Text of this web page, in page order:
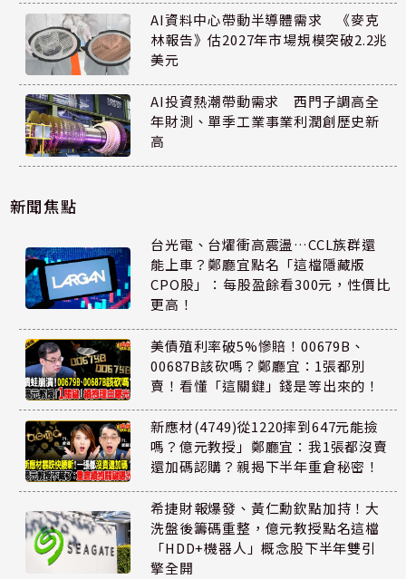
AI資料中心帶動半導體需求 《麥克
林報告》估2027年市場規模突破2.2兆
美元
AI投資熱潮帶動需求 西門子調高全
年財測、單季工業事業利潤創歷史新
高
新聞焦點
台光電、台燿衝高震盪…CCL族群還
能上車？鄭廳宜點名「這檔隱藏版
CPO股」：每股盈餘看300元，性價比
更高！
美債殖利率破5%慘賠！00679B、
00687B該砍嗎？鄭廳宜：1張都別
賣！看懂「這關鍵」錢是等出來的！
新應材(4749)從1220摔到647元能撿
嗎？億元教授」鄭廳宜：我1張都沒賣
還加碼認購？親揭下半年重倉秘密！
希捷財報爆發、黃仁勳欽點加持！大
洗盤後籌碼重整，億元教授點名這檔
「HDD+機器人」概念股下半年雙引
擎全開